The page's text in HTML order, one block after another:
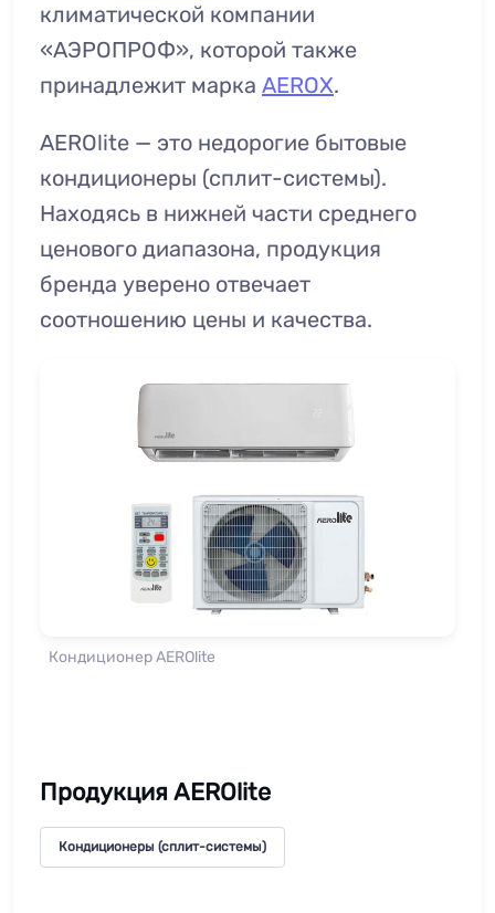
климатической компании
«АЭРОПРОФ», которой также
принадлежит марка АЕROX.
AEROlite — это недорогие бытовые
кондиционеры (сплит-системы).
Находясь в нижней части среднего
ценового диапазона, продукция
бренда уверено отвечает
соотношению цены и качества.
Кондиционер AEROlite
Продукция AEROlite
Кондиционеры (сплит-системы)